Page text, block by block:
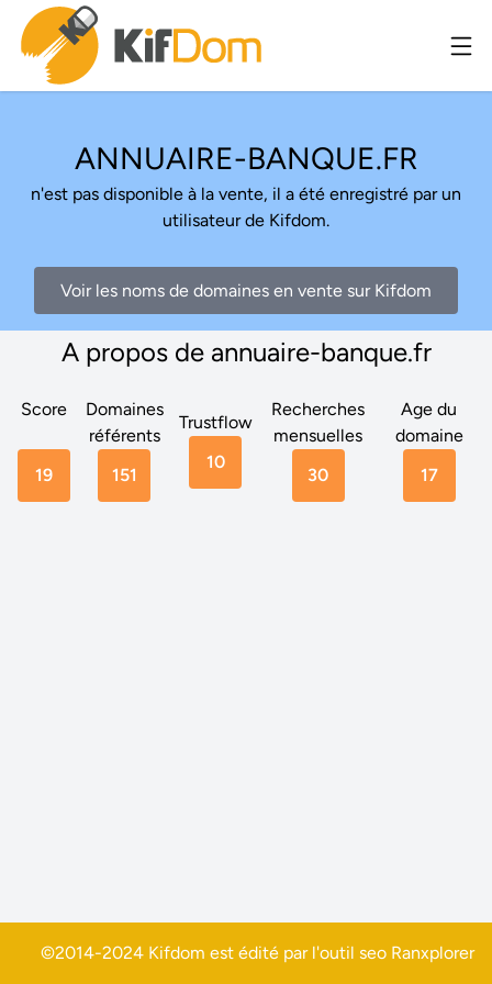
ANNUAIRE-BANQUE.FR
n'est pas disponible à la vente, il a été enregistré par un
utilisateur de Kifdom.
Voir les noms de domaines en vente sur Kifdom
A propos de annuaire-banque.fr
Score
19
Domaines
référents
151
Trustflow
10
Recherches
mensuelles
30
Age du
domaine
17
©2014-2024 Kifdom est édité par l'outil seo Ranxplorer